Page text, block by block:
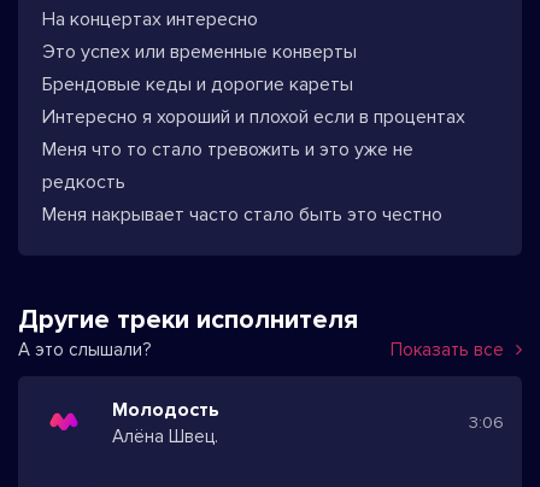
На концертах интересно
Это успех или временные конверты
Брендовые кеды и дорогие кареты
Интересно я хороший и плохой если в процентах
Меня что то стало тревожить и это уже не
редкость
Меня накрывает часто стало быть это честно
Другие треки исполнителя
А это слышали? Показать все
Молодость
Алёна Швец.
3:06